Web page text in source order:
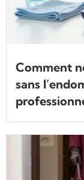
Comment
sans